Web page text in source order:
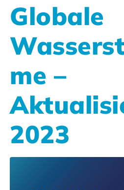
Globale
me –
2023